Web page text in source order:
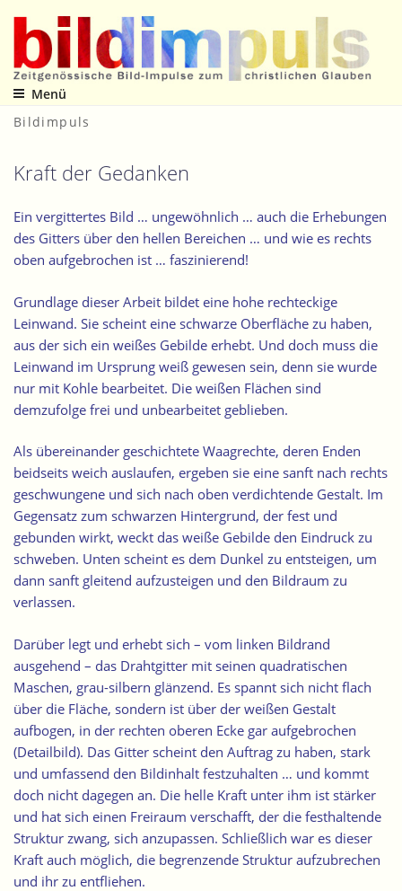
Inhalt
springen
Zeitgenössische Bild-Impulse zum christlichen Glauben
Menü
Bildimpuls
Kraft der Gedanken
Ein vergittertes Bild … ungewöhnlich … auch die Erhebungen
des Gitters über den hellen Bereichen … und wie es rechts
oben aufgebrochen ist … faszinierend!
Grundlage dieser Arbeit bildet eine hohe rechteckige
Leinwand. Sie scheint eine schwarze Oberfläche zu haben,
aus der sich ein weißes Gebilde erhebt. Und doch muss die
Leinwand im Ursprung weiß gewesen sein, denn sie wurde
nur mit Kohle bearbeitet. Die weißen Flächen sind
demzufolge frei und unbearbeitet geblieben.
Als übereinander geschichtete Waagrechte, deren Enden
beidseits weich auslaufen, ergeben sie eine sanft nach rechts
geschwungene und sich nach oben verdichtende Gestalt. Im
Gegensatz zum schwarzen Hintergrund, der fest und
gebunden wirkt, weckt das weiße Gebilde den Eindruck zu
schweben. Unten scheint es dem Dunkel zu entsteigen, um
dann sanft gleitend aufzusteigen und den Bildraum zu
verlassen.
Darüber legt und erhebt sich – vom linken Bildrand
ausgehend – das Drahtgitter mit seinen quadratischen
Maschen, grau-silbern glänzend. Es spannt sich nicht flach
über die Fläche, sondern ist über der weißen Gestalt
aufbogen, in der rechten oberen Ecke gar aufgebrochen
(Detailbild). Das Gitter scheint den Auftrag zu haben, stark
und umfassend den Bildinhalt festzuhalten … und kommt
doch nicht dagegen an. Die helle Kraft unter ihm ist stärker
und hat sich einen Freiraum verschafft, der die festhaltende
Struktur zwang, sich anzupassen. Schließlich war es dieser
Kraft auch möglich, die begrenzende Struktur aufzubrechen
und ihr zu entfliehen.